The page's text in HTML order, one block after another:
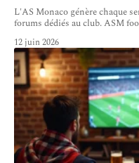
L'AS Monaco génère chaque
forums dédiés au club. ASM
12 juin 2026